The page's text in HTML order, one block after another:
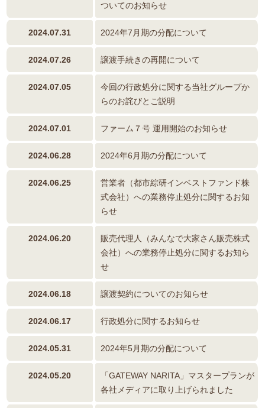
ついてのお知らせ
2024.07.31 2024年7月期の分配について
2024.07.26 譲渡手続きの再開について
2024.07.05
今回の行政処分に関する当社グループか
らのお詫びとご説明
2024.07.01 ファーム７号 運用開始のお知らせ
2024.06.28 2024年6月期の分配について
2024.06.25
営業者（都市綜研インベストファンド株
式会社）への業務停止処分に関するお知
らせ
2024.06.20
販売代理人（みんなで大家さん販売株式
会社）への業務停止処分に関するお知ら
せ
2024.06.18 譲渡契約についてのお知らせ
2024.06.17 行政処分に関するお知らせ
2024.05.31 2024年5月期の分配について
2024.05.20
「GATEWAY NARITA」マスタープランが
各社メディアに取り上げられました